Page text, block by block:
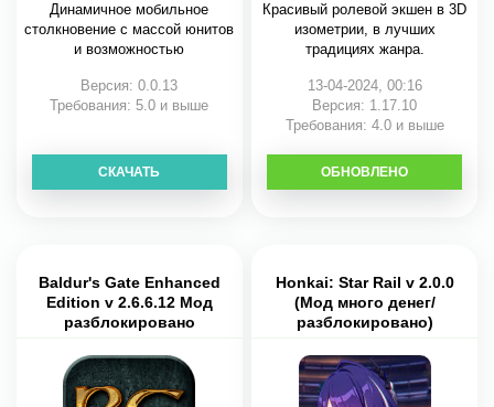
Динамичное мобильное
столкновение с массой юнитов
и возможностью
Версия: 0.0.13
Требования: 5.0 и выше
СКАЧАТЬ
Красивый ролевой экшен в 3D
изометрии, в лучших
традициях жанра.
13-04-2024, 00:16
Версия: 1.17.10
Требования: 4.0 и выше
СКАЧАТЬ
ОБНОВЛЕНО
Baldur's Gate Enhanced
Edition v 2.6.6.12 Мод
разблокировано
Honkai: Star Rail v 2.0.0
(Мод много денег/
разблокировано)